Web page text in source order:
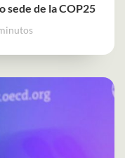
sede de la COP25